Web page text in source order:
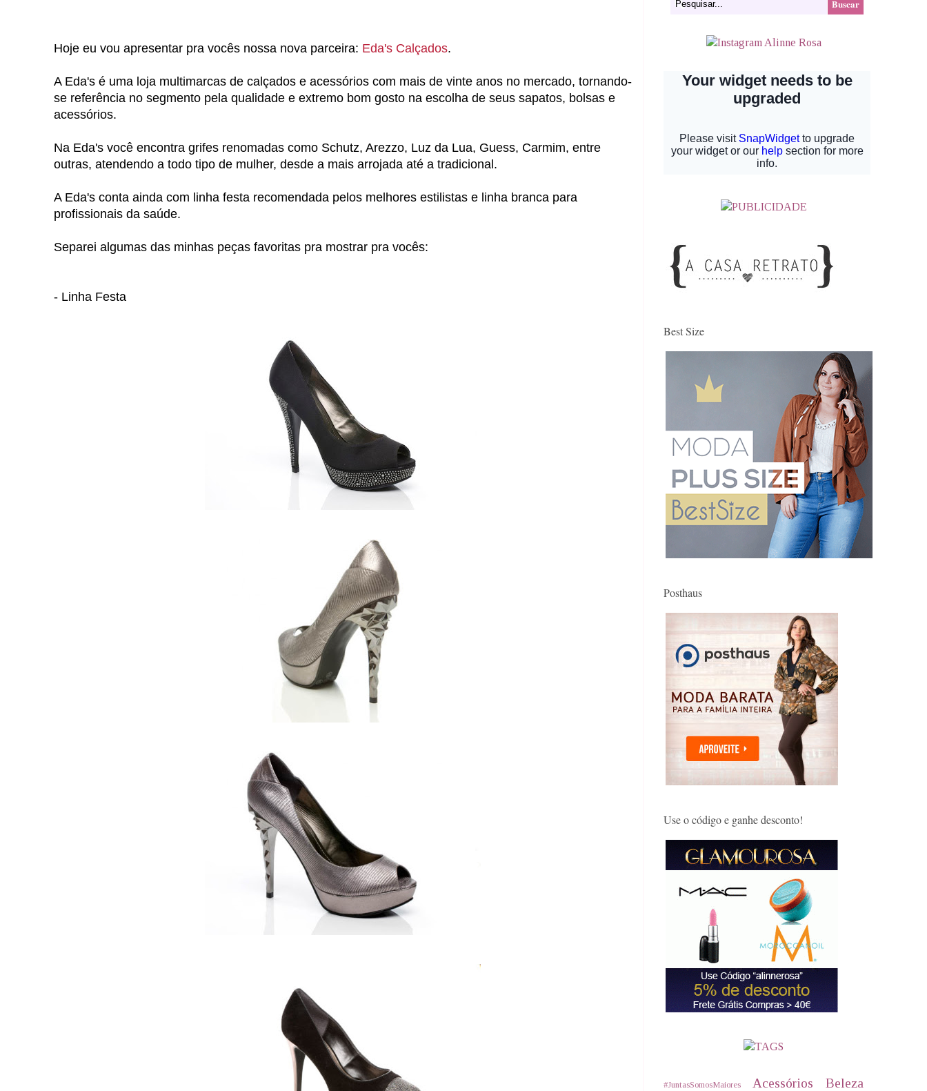
Hoje eu vou apresentar pra vocês nossa nova parceira: Eda's Calçados.
A Eda's é uma loja multimarcas de calçados e acessórios com mais de vinte anos no mercado, tornando-
se referência no segmento pela qualidade e extremo bom gosto na escolha de seus sapatos, bolsas e
acessórios.
Na Eda's você encontra grifes renomadas como Schutz, Arezzo, Luz da Lua, Guess, Carmim, entre
outras, atendendo a todo tipo de mulher, desde a mais arrojada até a tradicional.
A Eda's conta ainda com linha festa recomendada pelos melhores estilistas e linha branca para
profissionais da saúde.
Separei algumas das minhas peças favoritas pra mostrar pra vocês:
- Linha Festa
Best Size
Posthaus
Use o código e ganhe desconto!
#JuntasSomosMaiores Acessórios Beleza